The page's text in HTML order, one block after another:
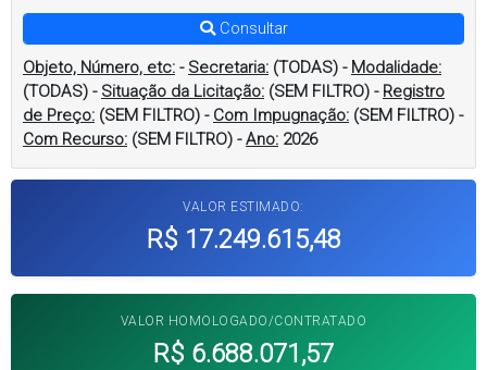
Consultar
Objeto, Número, etc: - Secretaria: (TODAS) - Modalidade:
(TODAS) - Situação da Licitação: (SEM FILTRO) - Registro
de Preço: (SEM FILTRO) - Com Impugnação: (SEM FILTRO) -
Com Recurso: (SEM FILTRO) -Ano: 2026
VALOR ESTIMADO:
R$ 17.249.615,48
VALOR HOMOLOGADO/CONTRATADO
R$ 6.688.071,57